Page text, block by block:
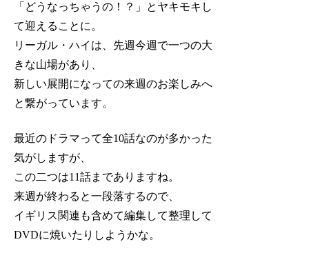
「どうなっちゃうの！？」とヤキモキし
て迎えることに。
リーガル・ハイは、先週今週で一つの大
きな山場があり、
新しい展開になっての来週のお楽しみへ
と繋がっています。
最近のドラマって全10話なのが多かった
気がしますが、
この二つは11話までありますね。
来週が終わると一段落するので、
イギリス関連も含めて編集して整理して
DVDに焼いたりしようかな。